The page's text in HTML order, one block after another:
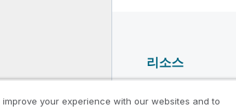
리소스
Qlik Developer
your experience with our websites and to